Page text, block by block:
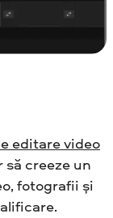
editare video
creeze un
fotografii și